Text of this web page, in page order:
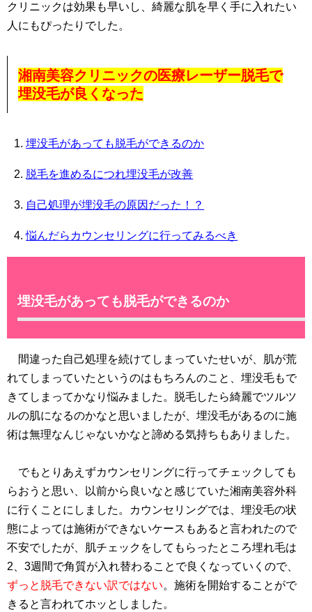
クリニックは効果も早いし、綺麗な肌を早く手に入れたい
人にもぴったりでした。
湘南美容クリニックの医療レーザー脱毛で
埋没毛が良くなった
埋没毛があっても脱毛ができるのか
脱毛を進めるにつれ埋没毛が改善
自己処理が埋没毛の原因だった！？
悩んだらカウンセリングに行ってみるべき
埋没毛があっても脱毛ができるのか
間違った自己処理を続けてしまっていたせいが、肌が荒
れてしまっていたというのはもちろんのこと、埋没毛もで
きてしまってかなり悩みました。脱毛したら綺麗でツルツ
ルの肌になるのかなと思いましたが、埋没毛があるのに施
術は無理なんじゃないかなと諦める気持ちもありました。
でもとりあえずカウンセリングに行ってチェックしても
らおうと思い、以前から良いなと感じていた湘南美容外科
に行くことにしました。カウンセリングでは、埋没毛の状
態によっては施術ができないケースもあると言われたので
不安でしたが、肌チェックをしてもらったところ埋れ毛は
2、3週間で角質が入れ替わることで良くなっていくので、
ずっと脱毛できない訳ではない。施術を開始することがで
きると言われてホッとしました。